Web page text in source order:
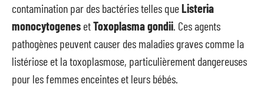
contamination par des bactéries telles queListeria
monocytogenes etToxoplasma gondii . Ces agents
pathogènes peuvent causer des maladies graves comme la
listériose et la toxoplasmose, particulièrement dangereuses
pour les femmes enceintes et leurs bébés.